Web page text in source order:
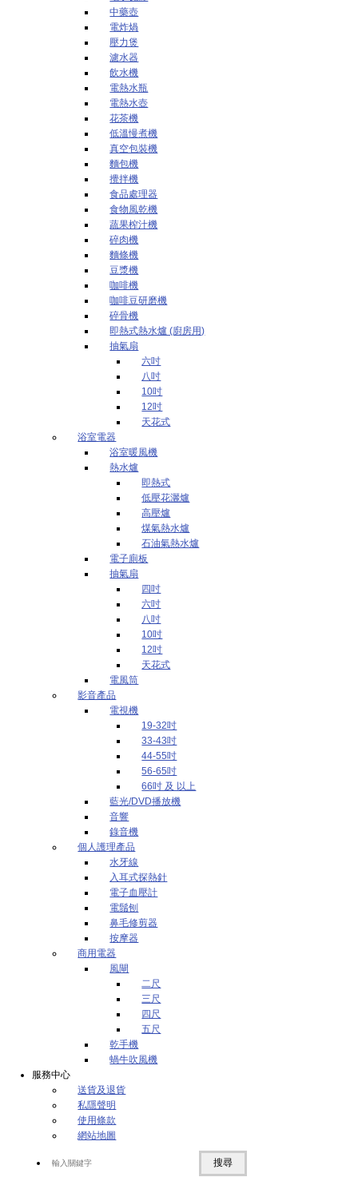
中藥壺
電炸煱
壓力煲
濾水器
飲水機
電熱水瓶
電熱水壺
花茶機
低溫慢煮機
真空包裝機
麵包機
攪拌機
食品處理器
食物風乾機
蔬果榨汁機
碎肉機
麵條機
豆漿機
咖啡機
咖啡豆研磨機
碎骨機
即熱式熱水爐 (廚房用)
抽氣扇
六吋
八吋
10吋
12吋
天花式
浴室電器
浴室暖風機
熱水爐
即熱式
低壓花灑爐
高壓爐
煤氣熱水爐
石油氣熱水爐
電子廁板
抽氣扇
四吋
六吋
八吋
10吋
12吋
天花式
電風筒
影音產品
電視機
19-32吋
33-43吋
44-55吋
56-65吋
66吋 及 以上
藍光/DVD播放機
音響
錄音機
個人護理產品
水牙線
入耳式探熱針
電子血壓計
電鬚刨
鼻毛修剪器
按摩器
商用電器
風閘
二尺
三尺
四尺
五尺
乾手機
蝸牛吹風機
服務中心
送貨及退貨
私隱聲明
使用條款
網站地圖